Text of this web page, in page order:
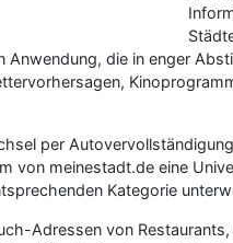
die in enger
per
von meinestadt.de eine
Kategorie
Adressen von